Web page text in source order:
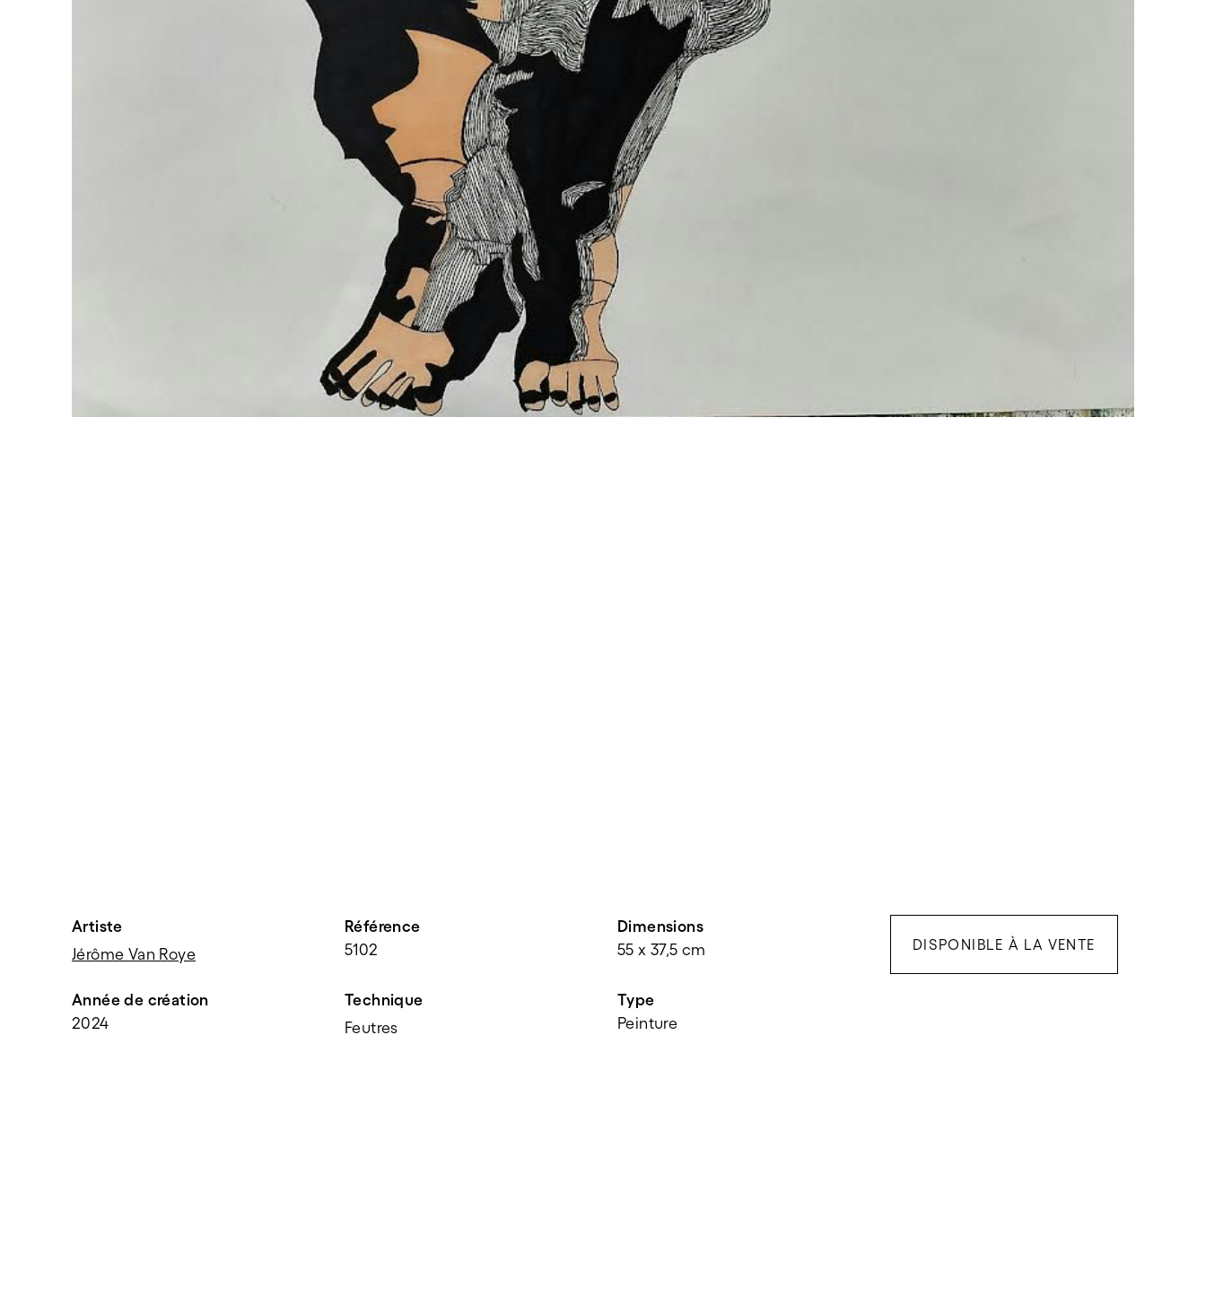
Artiste
Jérôme Van Roye
Référence
5102
Dimensions
55 x 37,5 cm
Année de création
2024
Technique
Feutres
Type
Peinture
DISPONIBLE À LA VENTE